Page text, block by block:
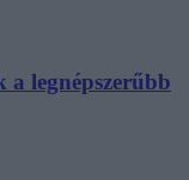
legnépszerűbb